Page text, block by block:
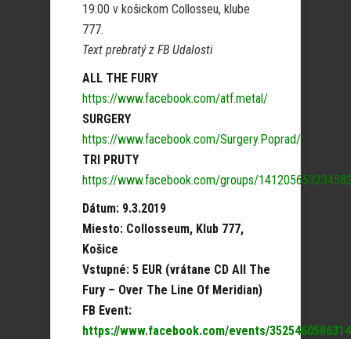
19:00 v košickom Collosseu, klube
777.
Text prebratý z FB Udalosti
ALL THE FURY
https://www.facebook.com/atf.metal/
SURGERY
https://www.facebook.com/Surgery.Poprad/
TRI PRUTY
https://www.facebook.com/groups/
Dátum: 9.3.2019
Miesto: Collosseum, Klub 777,
Košice
Vstupné: 5 EUR (vrátane CD All The
Fury – Over The Line Of Meridian)
FB Event:
https://www.facebook.com/events/